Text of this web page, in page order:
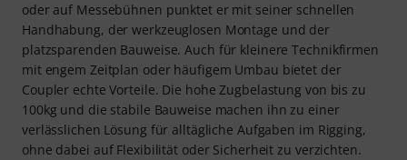
oder auf Messebühnen punktet er mit seiner schnellen
Handhabung, der werkzeuglosen Montage und der
platzsparenden Bauweise. Auch für kleinere Technikfirmen
mit engem Zeitplan oder häufigem Umbau bietet der
Coupler echte Vorteile. Die hohe Zugbelastung von bis zu
100kg und die stabile Bauweise machen ihn zu einer
verlässlichen Lösung für alltägliche Aufgaben im Rigging,
ohne dabei auf Flexibilität oder Sicherheit zu verzichten.